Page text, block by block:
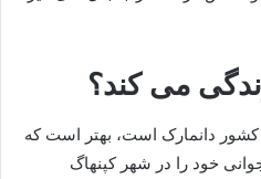
می کند؟
دانمارک است، بهتر است که
خود را در شهر کپنهاگ